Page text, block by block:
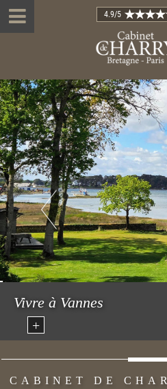
4.9/5
Vivre à Vannes
+
CABINET DE